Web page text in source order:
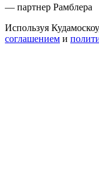
— партнер Рамблера
Используя
соглашением и